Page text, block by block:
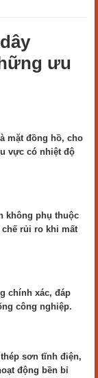
ưu
mặt đồng hồ, cho
vực có nhiệt độ
không phụ thuộc
rủi ro khi mất
chính xác, đáp
công nghiệp.
sơn tĩnh điện,
động bền bỉ